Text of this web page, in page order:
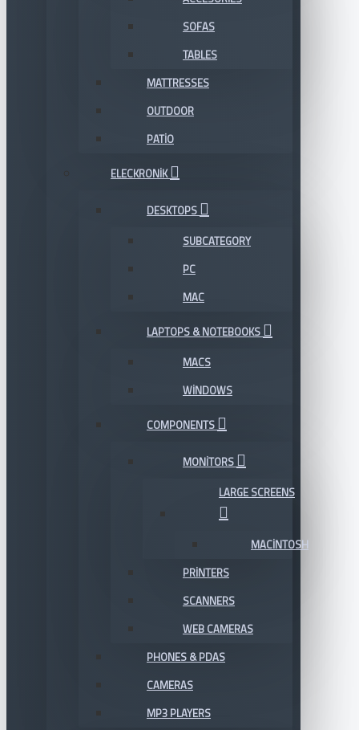
SOFAS
TABLES
MATTRESSES
OUTDOOR
PATIO
ELECKRONIK
DESKTOPS
SUBCATEGORY
PC
MAC
LAPTOPS & NOTEBOOKS
MACS
WINDOWS
COMPONENTS
MONITORS
LARGE SCREENS
MACINTOSH
PRINTERS
SCANNERS
WEB CAMERAS
PHONES & PDAS
CAMERAS
MP3 PLAYERS